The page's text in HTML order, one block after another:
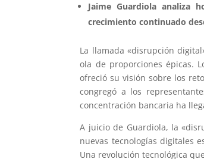
Jaime Guardiola analiza
crecimiento continuado
La llamada «disrupción
ola de proporciones épicas.
ofreció su visión sobre los
congregó a los
concentración bancaria ha
A juicio de Guardiola, la
nuevas tecnologías digitales
Una revolución tecnológica